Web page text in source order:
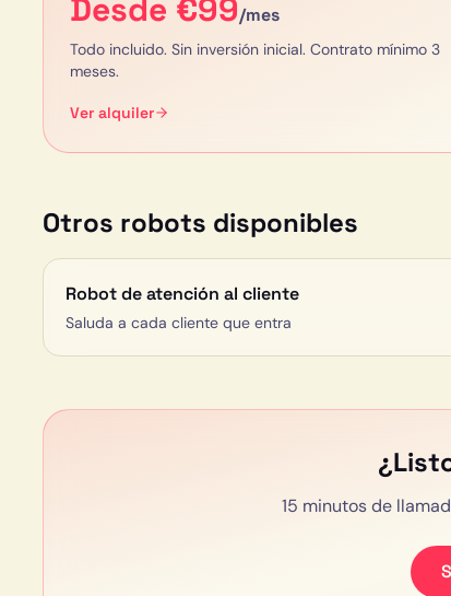
Desde €99/mes
Todo incluido. Sin inversión inicial. Contrato mínimo 3
meses.
Ver alquiler
Otros robots disponibles
Robot de atención al cliente
Saluda a cada cliente que entra
15 minutos de